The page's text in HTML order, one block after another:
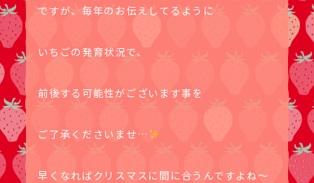
ですが、毎年のお伝えしてるように
いちごの発育状況で、
前後する可能性がございます事を
ご了承くださいませ…
早くなればクリスマスに間に合うんですよね〜